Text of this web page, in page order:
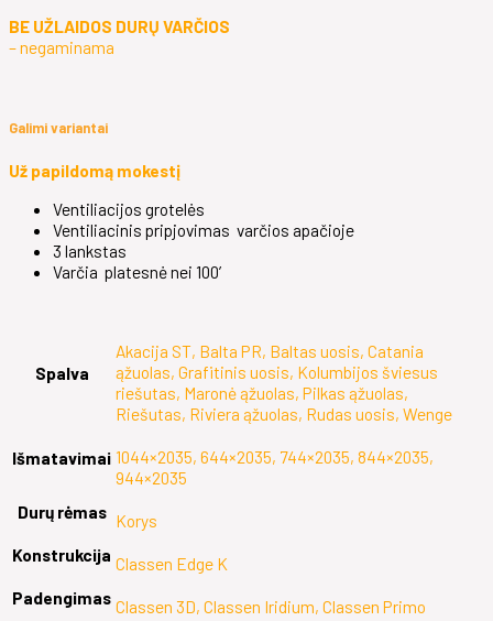
BE UŽLAIDOS DURŲ VARČIOS
– negaminama
Galimi variantai
Už papildomą mokestį
Ventiliacijos grotelės
Ventiliacinis pripjovimas varčios apačioje
3 lankstas
Varčia platesnė nei 100’
Spalva
Akacija ST, Balta PR, Baltas uosis, Catania
ąžuolas, Grafitinis uosis, Kolumbijos šviesus
riešutas, Maronė ąžuolas, Pilkas ąžuolas,
Riešutas, Riviera ąžuolas, Rudas uosis, Wenge
Išmatavimai 1044×2035, 644×2035, 744×2035, 844×2035,
944×2035
Durų rėmas Korys
Konstrukcija Classen Edge K
Padengimas Classen 3D, Classen Iridium, Classen Primo